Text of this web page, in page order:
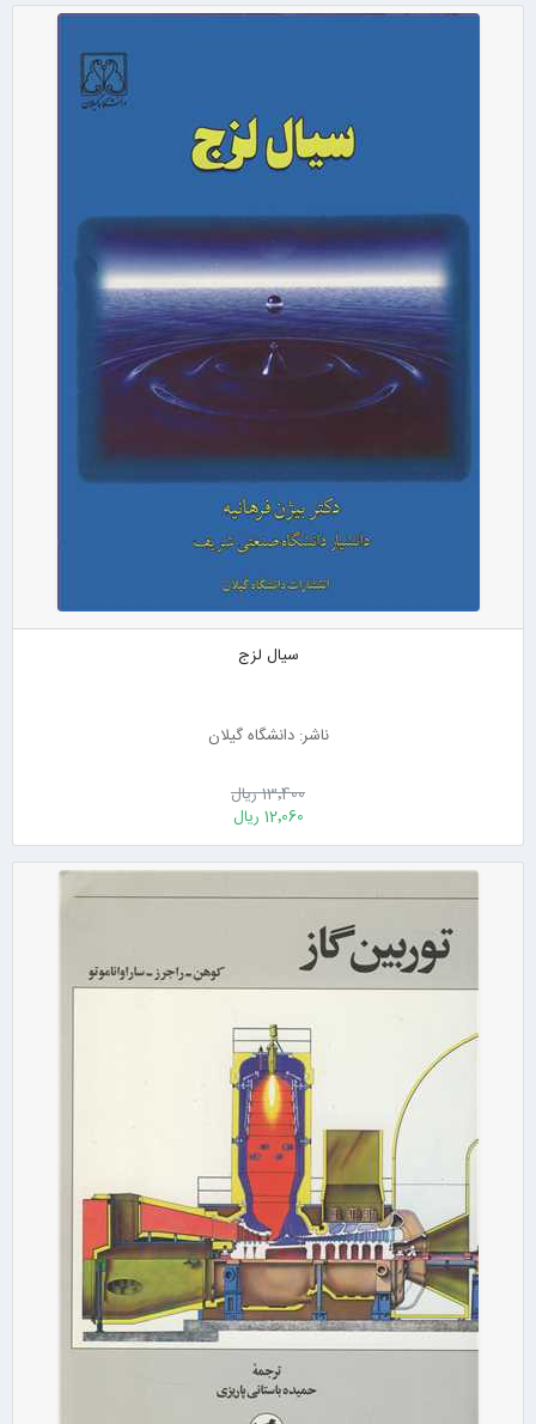
سیال لزج
ناشر: دانشگاه گیلان
13٬400 ریال
12٬060 ریال